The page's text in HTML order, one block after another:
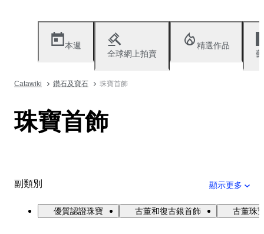
本週
全球網上拍賣
精選作品
Catawiki 鑽石及寶石 珠寶首飾
珠寶首飾
副類別 顯示更多
優質認證珠寶 古董和復古銀首飾 古董珠